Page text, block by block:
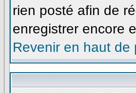
rien posté afin de
enregistrer encore
Revenir en haut de